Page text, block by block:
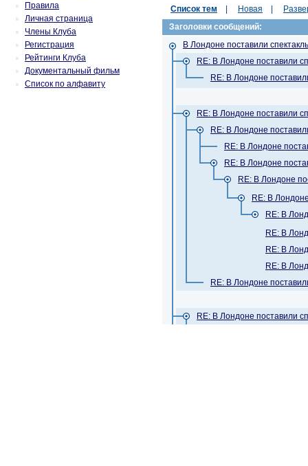
Правила
Личная страница
Члены Клуба
Регистрация
Рейтинги Клуба
Документальный фильм
Список по алфавиту
Список тем Новая
Заголовки сообщений:
В Лондоне поставили
RE: В Лондоне поставили
RE: В Лондоне
RE: В Лондоне поставили
RE: В Лондоне
RE: В Лондоне
RE: В Лондоне
RE: В Лондоне
RE: В
RE: В
RE: В
RE: В
RE: В
RE: В Лондоне
RE: В Лондоне поставили